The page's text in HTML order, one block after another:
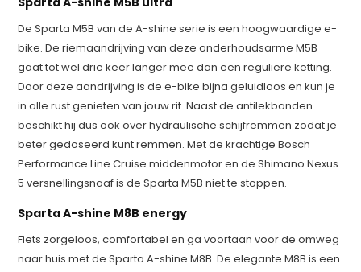
De Sparta M5B van de A-shine serie is een hoogwaardige e-
bike. De riemaandrijving van deze onderhoudsarme M5B
gaat tot wel drie keer langer mee dan een reguliere ketting.
Door deze aandrijving is de e-bike bijna geluidloos en kun je
in alle rust genieten van jouw rit. Naast de antilekbanden
beschikt hij dus ook over hydraulische schijfremmen zodat je
beter gedoseerd kunt remmen. Met de krachtige Bosch
Performance Line Cruise middenmotor en de Shimano Nexus
5 versnellingsnaaf is de Sparta M5B niet te stoppen.
Sparta A-shine M8B energy
Fiets zorgeloos, comfortabel en ga voortaan voor de omweg
naar huis met de Sparta A-shine M8B. De elegante M8B is een